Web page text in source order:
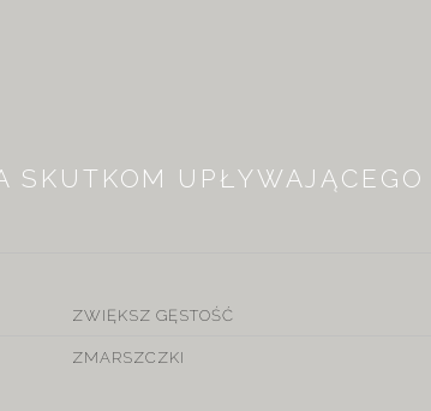
SKUTKOM UPŁYWAJĄCEGO
ZWIĘKSZGĘSTOŚĆ
ZMARSZCZKI